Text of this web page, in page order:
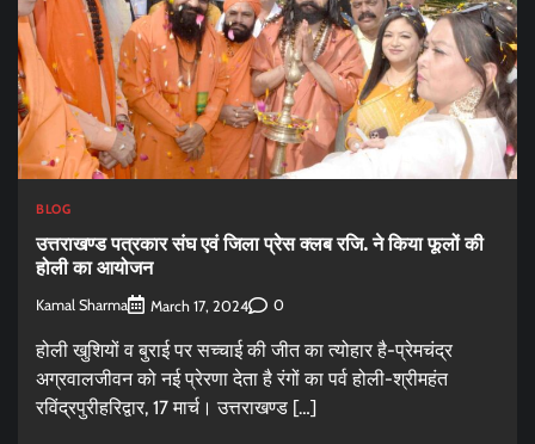
BLOG
उत्तराखण्ड पत्रकार संघ एवं जिला प्रेस क्लब रजि. ने किया फूलों की
होली का आयोजन
Kamal Sharma March 17, 2024 0
होली खुशियों व बुराई पर सच्चाई की जीत का त्योहार है-प्रेमचंद्र
अग्रवालजीवन को नई प्रेरणा देता है रंगों का पर्व होली-श्रीमहंत
रविंद्रपुरीहरिद्वार, 17 मार्च। उत्तराखण्ड […]